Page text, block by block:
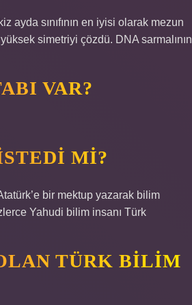
ayda sınıfının en iyisi olarak mezun
simetriyi çözdü. DNA sarmalının
VAR?
MI?
bir mektup yazarak bilim
Yahudi bilim insanı Türk
TÜRK BILIM